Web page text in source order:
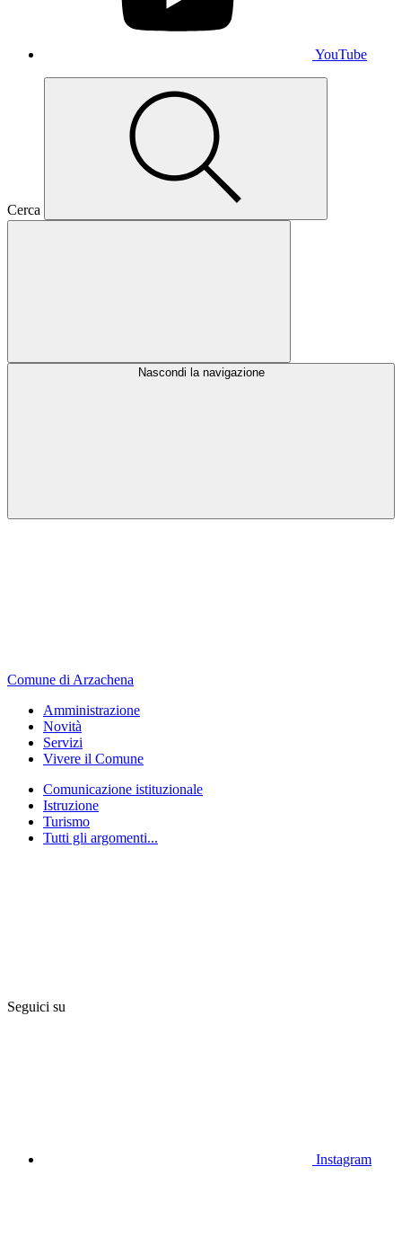
YouTube
Cerca
Nascondi la navigazione
Comune di Arzachena
Amministrazione
Novità
Servizi
Vivere il Comune
Comunicazione istituzionale
Istruzione
Turismo
Tutti gli argomenti...
Seguici su
Instagram